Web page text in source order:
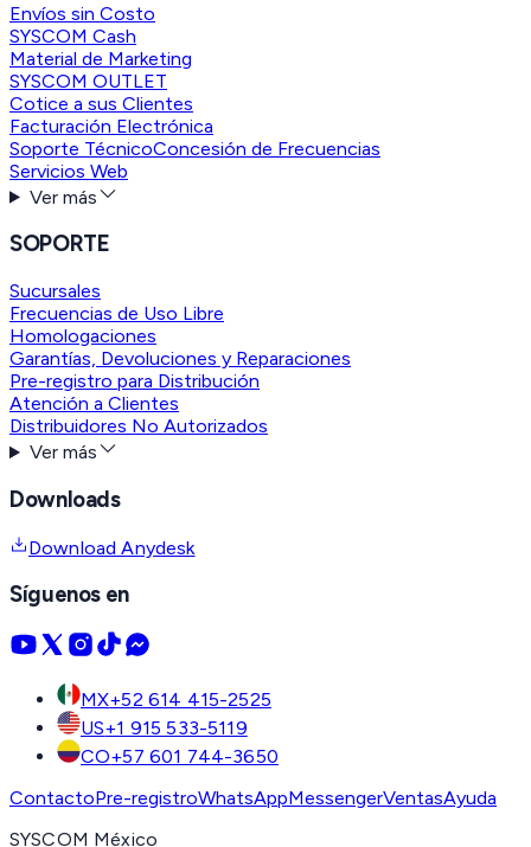
Envíos sin Costo
SYSCOM Cash
Material de Marketing
SYSCOM OUTLET
Cotice a sus Clientes
Facturación Electrónica
Soporte TécnicoConcesión de Frecuencias
Servicios Web
Ver más
SOPORTE
Sucursales
Frecuencias de Uso Libre
Homologaciones
Garantías, Devoluciones y Reparaciones
Pre-registro para Distribución
Atención a Clientes
Distribuidores No Autorizados
Ver más
Downloads
Download Anydesk
Síguenos en
MX+52 614 415-2525
US+1 915 533-5119
CO+57 601 744-3650
ContactoPre-registroWhatsAppMessengerVentasAyuda
SYSCOM México